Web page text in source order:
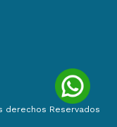
derechos Reservados